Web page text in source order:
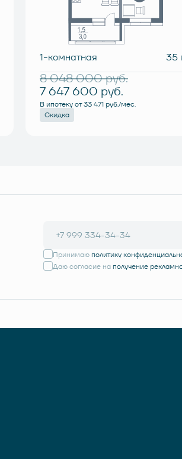
1-комнатная 35
8 048 000руб.
7 647 600 руб.
В ипотеку от 33 471 руб./мес.
Скидка
Принимаю политику
Даю согласие на получение